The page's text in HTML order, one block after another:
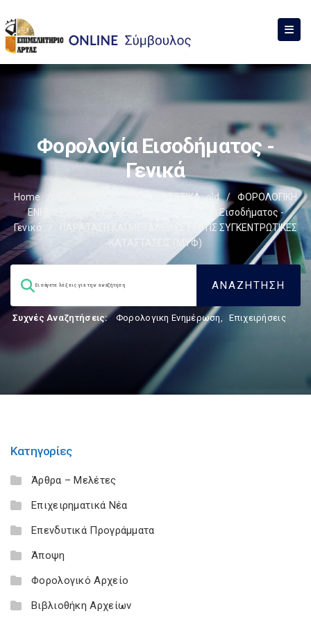
Φορολογία Εισοδήματος -
Γενικά
Home ΦΟΡΟΛΟΓΙΣΤΙΚΑ_old /
ΦΟΡΟΛΟΓΙΚΗ
ΕΝΗΜΕΡΩΣΗ
Φορολογία Εισοδήματος -
Γενικά
ΠΑΡΑΤΑΣΗ ΚΑΙ ΜΕΤΑΒΟΛΕΣ ΓΙΑ ΤΙΣ ΣΥΓΚΕΝΤΡΩΤΙΚΕΣ
ΚΑΤΑΣΤΑΣΕΙΣ (ΜΥΦ)
Συχνές Αναζητήσεις: Φορολογικη Ενημέρωση, Επιχειρήσεις
Κατηγορίες
Άρθρα – Μελέτες
Επιχειρηματικά Νέα
Επενδυτικά Προγράμματα
Άποψη
Φορολογικό Αρχείο
Βιβλιοθήκη Αρχείων